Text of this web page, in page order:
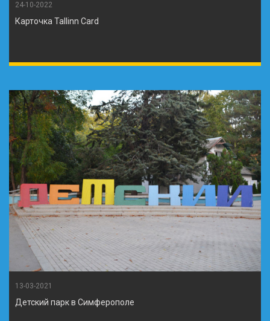
24-10-2022
Карточка Tallinn Card
13-03-2021
Детский парк в Симферополе